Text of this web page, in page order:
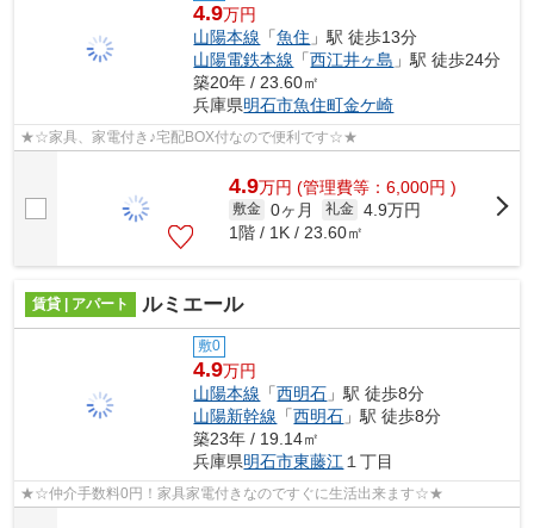
4.9万円
山陽本線 「魚住 」駅 徒歩13分
山陽電鉄本線 「西江井ヶ島 」駅 徒歩24分
築20年 / 23.60㎡
兵庫県明石市魚住町金ケ崎
★☆家具、家電付き♪宅配BOX付なので便利です☆★
4.9万円 (管理費等：6,000円 )
敷金 0ヶ月 礼金 4.9万円
1階 / 1K / 23.60㎡
賃貸 | アパート ルミエール
敷0
4.9万円
山陽本線 「西明石 」駅 徒歩8分
山陽新幹線 「西明石 」駅 徒歩8分
築23年 / 19.14㎡
兵庫県明石市東藤江 １丁目
★☆仲介手数料0円！家具家電付きなのですぐに生活出来ます☆★